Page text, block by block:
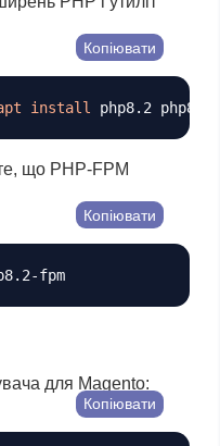
install php8.2
Копіювати
що PHP-FPM
Копіювати
для Magento:
Копіювати